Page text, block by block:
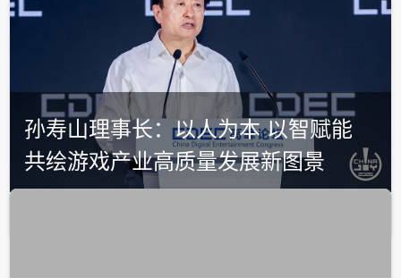
孙寿山理事长：以人为本 以智赋能
共绘游戏产业高质量发展新图景